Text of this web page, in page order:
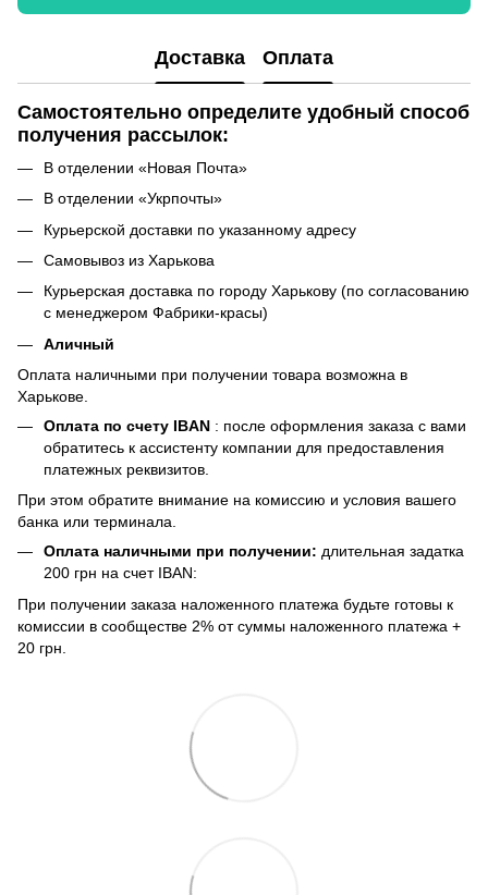
Доставка Оплата
Самостоятельно определите удобный способ
получения рассылок:
В отделении «Новая Почта»
В отделении «Укрпочты»
Курьерской доставки по указанному адресу
Самовывоз из Харькова
Курьерская доставка по городу Харькову (по согласованию
с менеджером Фабрики-красы)
Аличный
Оплата наличными при получении товара возможна в
Харькове.
Оплата по счету IBAN : после оформления заказа с вами
обратитесь к ассистенту компании для предоставления
платежных реквизитов.
При этом обратите внимание на комиссию и условия вашего
банка или терминала.
Оплата наличными при получении: длительная задатка
200 грн на счет IBAN:
При получении заказа наложенного платежа будьте готовы к
комиссии в сообществе 2% от суммы наложенного платежа +
20 грн.